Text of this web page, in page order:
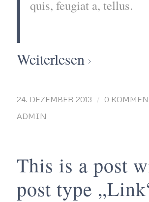
quis, feugiat a, tellus.
Weiterlesen
24. DEZEMBER 2013 / 0
ADMIN
This is a post
post type